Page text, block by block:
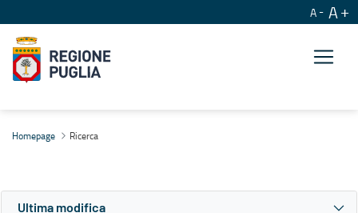
A A
Homepage Ricerca
Ultima modifica